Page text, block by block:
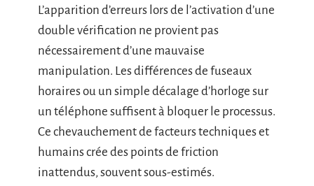
L’apparition d’erreurs lors de l’activation d’une
double vérification ne provient pas
nécessairement d’une mauvaise
manipulation. Les différences de fuseaux
horaires ou un simple décalage d’horloge sur
un téléphone suffisent à bloquer le processus.
Ce chevauchement de facteurs techniques et
humains crée des points de friction
inattendus, souvent sous-estimés.